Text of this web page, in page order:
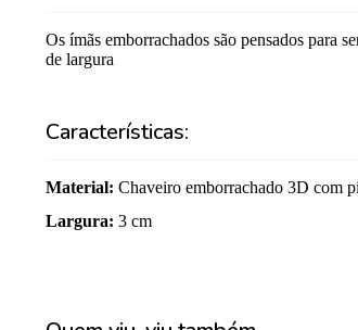
Os ímãs emborrachados são pensados para
de largura
Características:
Material: Chaveiro emborrachado 3D com
Largura: 3 cm